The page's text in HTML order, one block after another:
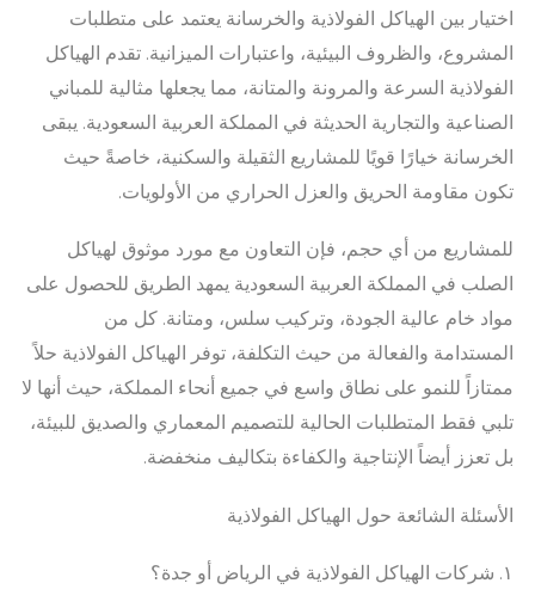
اختيار بين الهياكل الفولاذية والخرسانة يعتمد على متطلبات
المشروع، والظروف البيئية، واعتبارات الميزانية. تقدم الهياكل
الفولاذية السرعة والمرونة والمتانة، مما يجعلها مثالية للمباني
الصناعية والتجارية الحديثة في المملكة العربية السعودية. يبقى
الخرسانة خيارًا قويًا للمشاريع الثقيلة والسكنية، خاصةً حيث
تكون مقاومة الحريق والعزل الحراري من الأولويات.
للمشاريع من أي حجم، فإن التعاون مع مورد موثوق لهياكل
الصلب في المملكة العربية السعودية يمهد الطريق للحصول على
مواد خام عالية الجودة، وتركيب سلس، ومتانة. كل من
المستدامة والفعالة من حيث التكلفة، توفر الهياكل الفولاذية حلاً
ممتازاً للنمو على نطاق واسع في جميع أنحاء المملكة، حيث أنها لا
تلبي فقط المتطلبات الحالية للتصميم المعماري والصديق للبيئة،
بل تعزز أيضاً الإنتاجية والكفاءة بتكاليف منخفضة.
الأسئلة الشائعة حول الهياكل الفولاذية
١. شركات الهياكل الفولاذية في الرياض أو جدة؟